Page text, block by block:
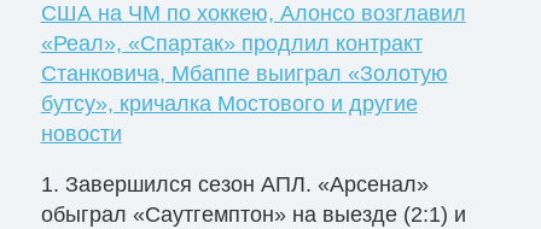
США на ЧМ по хоккею, Алонсо возглавил
«Реал», «Спартак» продлил контракт
Станковича, Мбаппе выиграл «Золотую
бутсу», кричалка Мостового и другие
новости
1. Завершился сезон АПЛ. «Арсенал»
обыграл «Саутгемптон» на выезде (2:1) и